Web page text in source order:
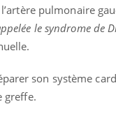
pulmonaire
le syndrome de
son système
greffe.